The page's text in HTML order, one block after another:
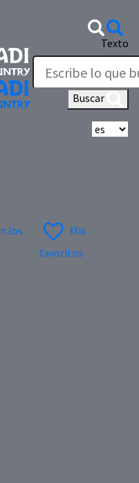
Texto
Buscar
los
Mis
favoritos